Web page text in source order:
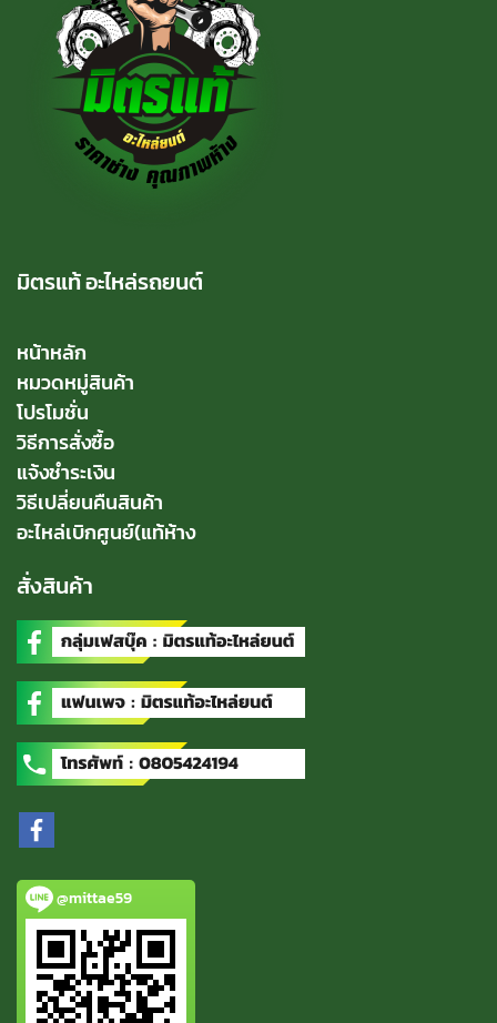
มิตรแท้ อะไหล่รถยนต์
หน้าหลัก
หมวดหมู่สินค้า
โปรโมชั่น
วิธีการสั่งซื้อ
แจ้งชำระเงิน
วิธีเปลี่ยนคืนสินค้า
อะไหล่เบิกศูนย์(แท้ห้าง
สั่งสินค้า
@mittae59